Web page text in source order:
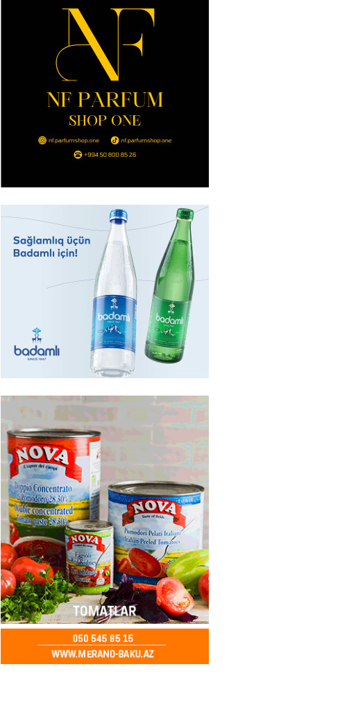
- 14:15
Kartdan karta istədiyiniz qədər
köçürmə edə bilərsiniz – VİDEO
07.08.2026- 14:00
Mişustin avtomobildə Paşinyana nə
Prezidentdən Abel Məhərrəmovun oğlu
ilə bağlı SƏRƏNCAM
94
Prezidentdən Xəzər Fərhadov ilə bağlı
SƏRƏNCAM
07.08.2026- 13:15 73
Azərbaycanda Media və Yayım Şurası
yaradıldı
07.08.2026- 13:00
GÜNDƏM
Aytən Abdullayevaya yüksək vəzifə
verildi
07.08.2026- 12:45 91
GÜNDƏM
Paşinyan İssık-Kul gölündən gəzinti
videosunu paylaşıb
07.08.2026- 12:30 68
Sabunçu rayonunda 70 min manat